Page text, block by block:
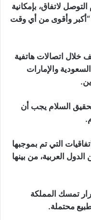
لاتفاق، بإمكانية
وأقوى من أي وقت
خلال اتصالات هاتفية
والإمارات
السلام يجب أن
التي تم بموجبها
العربية، من بينها
تمسك المملكة
محتملة.